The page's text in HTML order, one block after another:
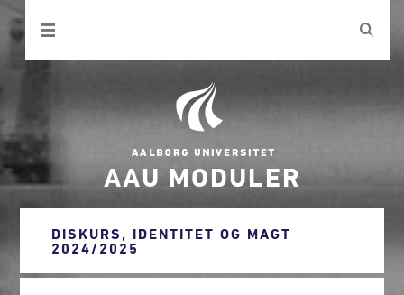
AAU MODULER
DISKURS, IDENTITET OG MAGT
2024/2025